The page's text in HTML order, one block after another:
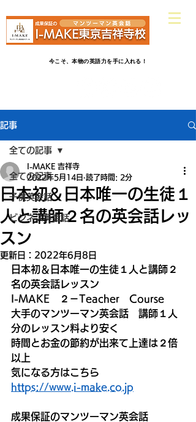
今こそ、本物の英語力を手に入れる！
記事
全ての記事
子供英会話
ビジネス英会話
全ての記事
日本初＆日本唯一の生徒１
人と講師２名の英会話レッ
スン
I-MAKE 吉祥寺
2022年5月14日 読了時間: 2分
更新日： 2022年6月8日
日本初＆日本唯一の生徒１人と講師２
名の英会話レッスン
I-MAKE　２－Teacher　Course
大手のマンツーマン英会話　講師１人
分のレッスン料より安く
時間とお金の節約が出来て上達は２倍
以上
気になる方はこちら
https://www.i-make.co.jp
成果保証のマンツーマン英会話